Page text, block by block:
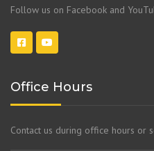
Follow us on Facebook and
Office Hours
Contact us during office hours or